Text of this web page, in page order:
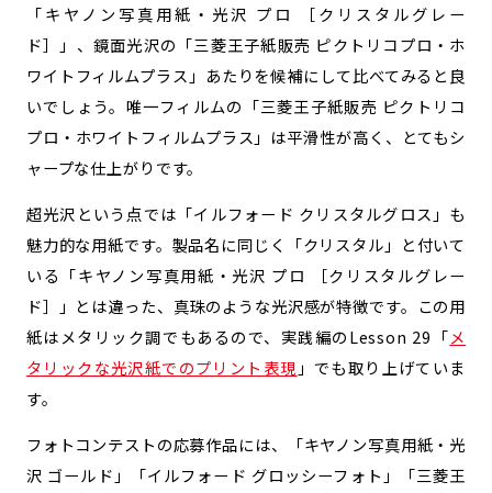
「キヤノン写真用紙・光沢 プロ ［クリスタルグレー
ド］」、鏡面光沢の「三菱王子紙販売 ピクトリコプロ・ホ
ワイトフィルムプラス」あたりを候補にして比べてみると良
いでしょう。唯一フィルムの「三菱王子紙販売 ピクトリコ
プロ・ホワイトフィルムプラス」は平滑性が高く、とてもシ
ャープな仕上がりです。
超光沢という点では「イルフォード クリスタルグロス」も
魅力的な用紙です。製品名に同じく「クリスタル」と付いて
いる「キヤノン写真用紙・光沢 プロ ［クリスタルグレー
ド］」とは違った、真珠のような光沢感が特徴です。この用
紙はメタリック調でもあるので、実践編のLesson 29「メ
タリックな光沢紙でのプリント表現 」でも取り上げていま
す。
フォトコンテストの応募作品には、「キヤノン写真用紙・光
沢 ゴールド」「イルフォード グロッシーフォト」「三菱王